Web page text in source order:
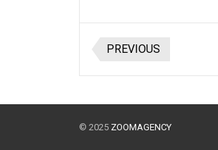
PaginațiePREVIOUS
© 2025 ZOOMAGENCY